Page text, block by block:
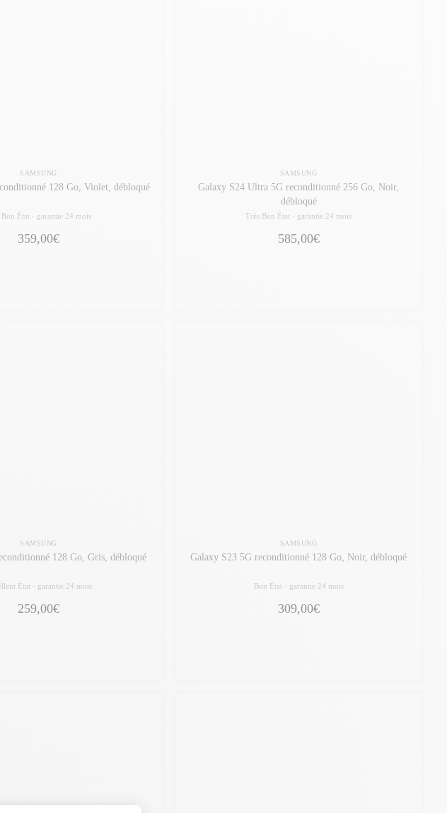
SAMSUNG
128 Go, Violet, débloqué
Bon État - garantie 24 mois
359,00€
SAMSUNG
Galaxy S24 Ultra 5G reconditionné 256 Go, Noir,
débloqué
Très Bon État - garantie 24 mois
585,00€
SAMSUNG
128 Go, Gris, débloqué
État - garantie 24 mois
259,00€
SAMSUNG
Galaxy S23 5G reconditionné 128 Go, Noir, débloqué
Bon État - garantie 24 mois
309,00€